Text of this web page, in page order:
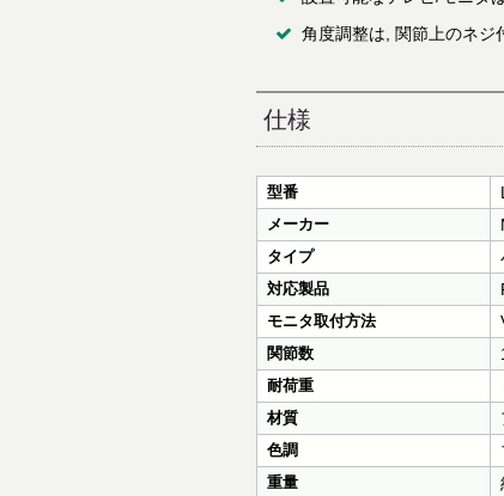
角度調整は, 関節上のネジ
仕様
型番
メーカー
タイプ
対応製品
モニタ取付方法
関節数
耐荷重
材質
色調
重量